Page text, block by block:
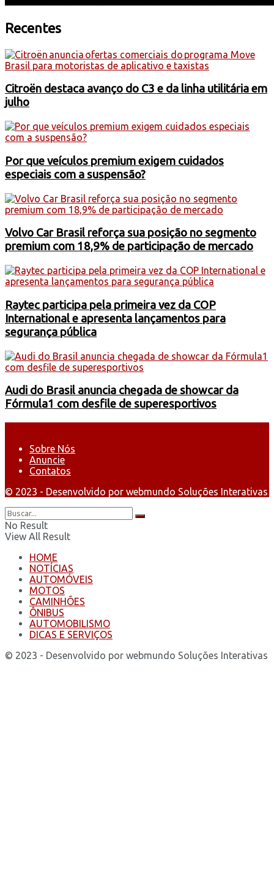
Recentes
Citroën destaca avanço do C3 e da linha utilitária em
julho
Por que veículos premium exigem cuidados
especiais com a suspensão?
Volvo Car Brasil reforça sua posição no segmento
premium com 18,9% de participação de mercado
Raytec participa pela primeira vez da COP
International e apresenta lançamentos para
segurança pública
Audi do Brasil anuncia chegada de showcar da
Fórmula1 com desfile de superesportivos
Sobre Nós
Anuncie
Contatos
© 2023 - Desenvolvido por webmundo Soluções Interativas
No Result
View All Result
HOME
NOTÍCIAS
AUTOMÓVEIS
MOTOS
CAMINHÕES
ÔNIBUS
AUTOMOBILISMO
DICAS E SERVIÇOS
© 2023 - Desenvolvido por webmundo Soluções Interativas